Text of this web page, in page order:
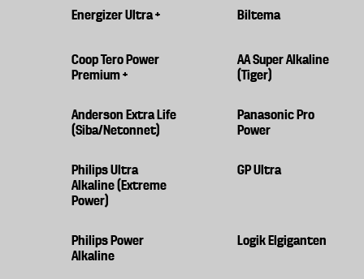
Energizer Ultra + Biltema
Coop Tero Power
Premium +
AA Super Alkaline
(Tiger)
Anderson Extra Life
(Siba/Netonnet)
Panasonic Pro
Power
Philips Ultra
Alkaline (Extreme
Power)
GP Ultra
Philips Power
Alkaline
Logik Elgiganten